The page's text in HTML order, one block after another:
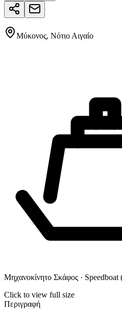
Μύκονος, Νότιο Αιγαίο
Μηχανοκίνητο Σκάφος · Speedboat
Click to view full size
Περιγραφή